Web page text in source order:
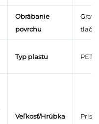
Obrábanie
povrchu
Typ plastu PET/
Veľkosť/Hrúbka